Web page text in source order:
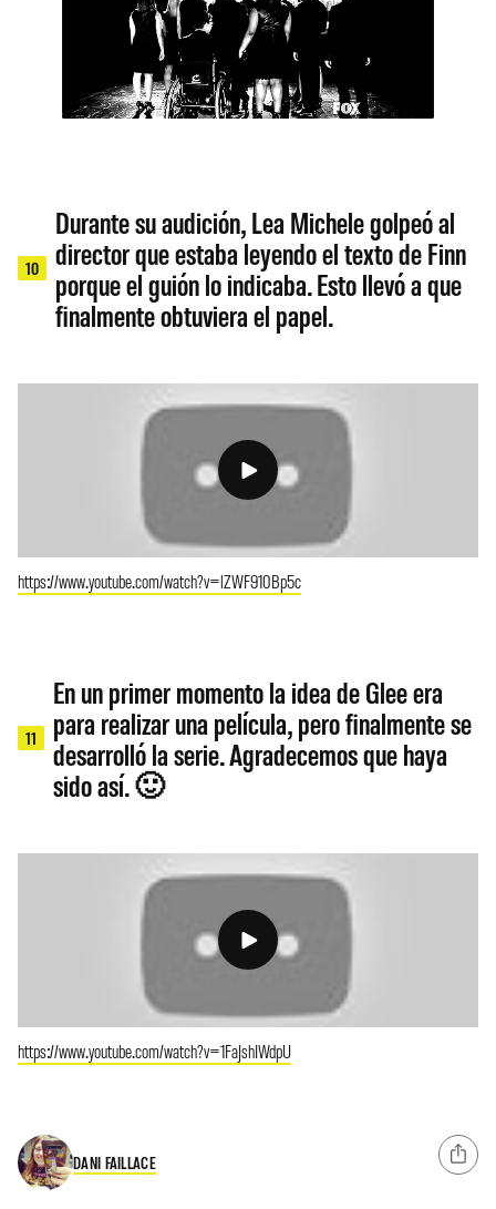
10
Durante su audición, Lea Michele golpeó al
director que estaba leyendo el texto de Finn
porque el guión lo indicaba. Esto llevó a que
finalmente obtuviera el papel.
https://www.youtube.com/watch?v=lZWF910Bp5c
11
En un primer momento la idea de Glee era
para realizar una película, pero finalmente se
desarrolló la serie. Agradecemos que haya
sido así. 🙂
https://www.youtube.com/watch?v=1FaJshIWdpU
DANI FAILLACE